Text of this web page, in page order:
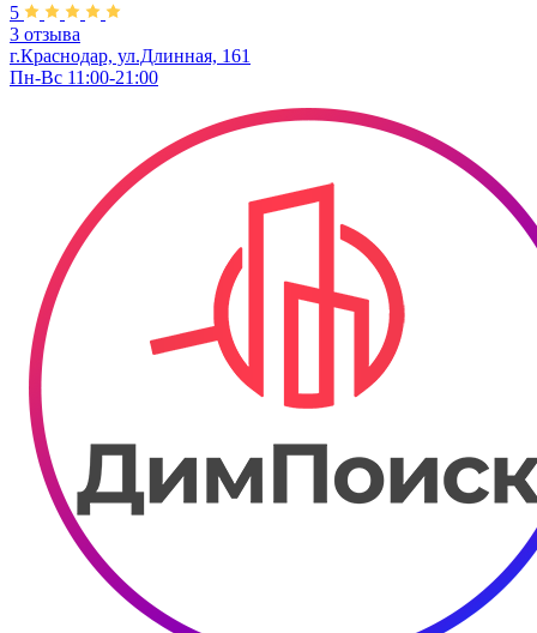
5
3 отзыва
г.Краснодар, ул.Длинная, 161
Пн-Вс 11:00-21:00